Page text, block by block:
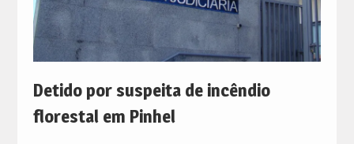
Detido por suspeita de incêndio
florestal em Pinhel